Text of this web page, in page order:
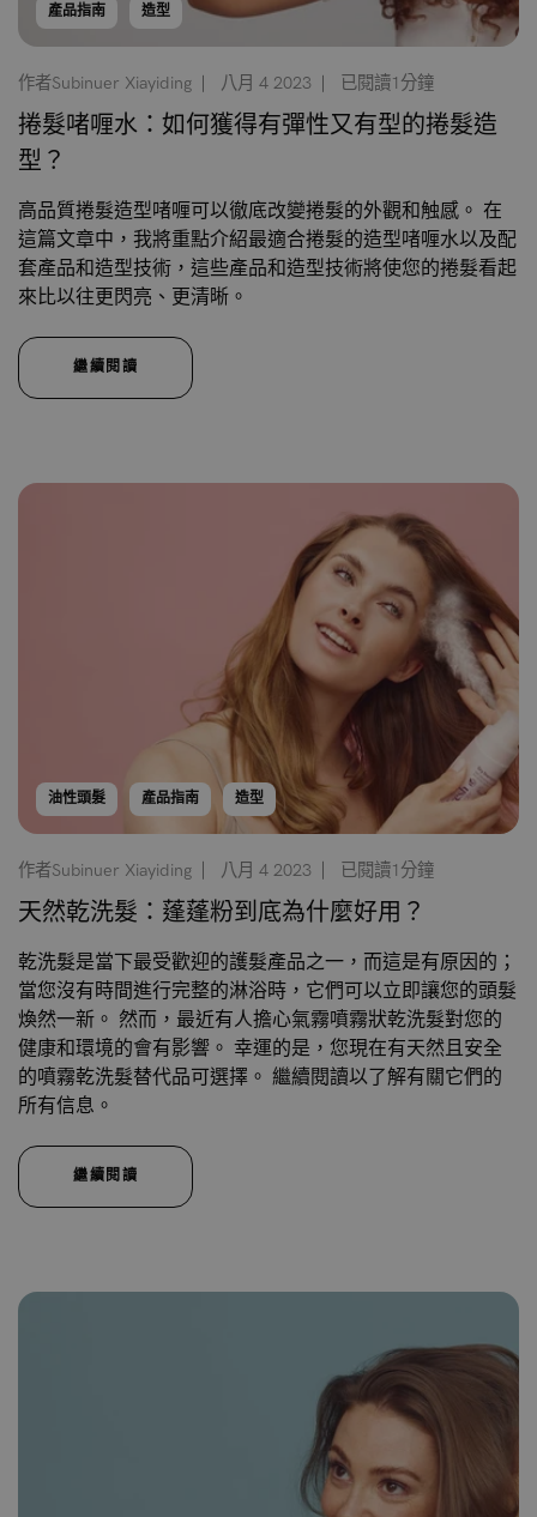
產品指南 造型
作者Subinuer Xiayiding 八月 4 2023 已閱讀1分鐘
捲髮啫喱水：如何獲得有彈性又有型的捲髮造
型？
高品質捲髮造型啫喱可以徹底改變捲髮的外觀和触感。 在
這篇文章中，我將重點介紹最適合捲髮的造型啫喱水以及配
套產品和造型技術，這些產品和造型技術將使您的捲髮看起
來比以往更閃亮、更清晰。
繼續閱讀
油性頭髮 產品指南 造型
作者Subinuer Xiayiding 八月 4 2023 已閱讀1分鐘
天然乾洗髮：蓬蓬粉到底為什麼好用？
乾洗髮是當下最受歡迎的護髮產品之一，而這是有原因的；
當您沒有時間進行完整的淋浴時，它們可以立即讓您的頭髮
煥然一新。 然而，最近有人擔心氣霧噴霧狀乾洗髮對您的
健康和環境的會有影響。 幸運的是，您現在有天然且安全
的噴霧乾洗髮替代品可選擇。 繼續閱讀以了解有關它們的
所有信息。
繼續閱讀